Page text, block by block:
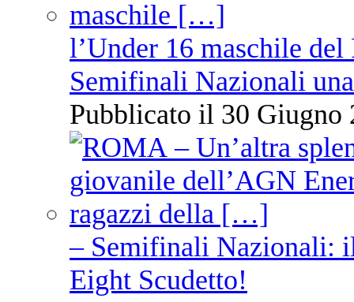
l’Under 16 maschile
Semifinali Nazionali
Pubblicato il 30 Giugno
– Semifinali Nazionali:
Eight Scudetto!